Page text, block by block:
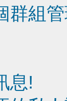
群組
息!